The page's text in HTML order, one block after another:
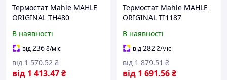
Термостат Mahle MAHLE
ORIGINAL TH480
(W169), MERCEDES-BENZ
A-CLASS (W169),
MERCEDES-BENZ
В наявності
від236₴/міс
від 1 413.47₴
від 1 570.52 ₴
Термостат Mahle MAHLE
ORIGINAL TI1187
(W168), MERCEDES-BENZ
A-CLASS (W168),
В наявності
від282₴/міс
від 1 691.56₴
від 1 879.51 ₴